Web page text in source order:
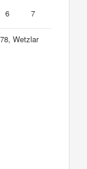
6 7
Wetzlar